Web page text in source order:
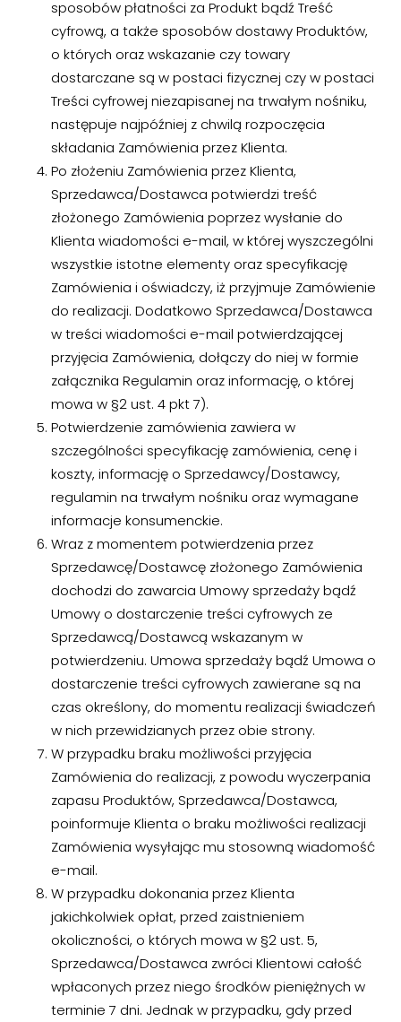
sposobów płatności za Produkt bądź Treść
cyfrową, a także sposobów dostawy Produktów,
o których oraz wskazanie czy towary
dostarczane są w postaci fizycznej czy w postaci
Treści cyfrowej niezapisanej na trwałym nośniku,
następuje najpóźniej z chwilą rozpoczęcia
składania Zamówienia przez Klienta.
Po złożeniu Zamówienia przez Klienta,
Sprzedawca/Dostawca potwierdzi treść
złożonego Zamówienia poprzez wysłanie do
Klienta wiadomości e-mail, w której wyszczególni
wszystkie istotne elementy oraz specyfikację
Zamówienia i oświadczy, iż przyjmuje Zamówienie
do realizacji. Dodatkowo Sprzedawca/Dostawca
w treści wiadomości e-mail potwierdzającej
przyjęcia Zamówienia, dołączy do niej w formie
załącznika Regulamin oraz informację, o której
mowa w §2 ust. 4 pkt 7).
Potwierdzenie zamówienia zawiera w
szczególności specyfikację zamówienia, cenę i
koszty, informację o Sprzedawcy/Dostawcy,
regulamin na trwałym nośniku oraz wymagane
informacje konsumenckie.
Wraz z momentem potwierdzenia przez
Sprzedawcę/Dostawcę złożonego Zamówienia
dochodzi do zawarcia Umowy sprzedaży bądź
Umowy o dostarczenie treści cyfrowych ze
Sprzedawcą/Dostawcą wskazanym w
potwierdzeniu. Umowa sprzedaży bądź Umowa o
dostarczenie treści cyfrowych zawierane są na
czas określony, do momentu realizacji świadczeń
w nich przewidzianych przez obie strony.
W przypadku braku możliwości przyjęcia
Zamówienia do realizacji, z powodu wyczerpania
zapasu Produktów, Sprzedawca/Dostawca,
poinformuje Klienta o braku możliwości realizacji
Zamówienia wysyłając mu stosowną wiadomość
e-mail.
W przypadku dokonania przez Klienta
jakichkolwiek opłat, przed zaistnieniem
okoliczności, o których mowa w §2 ust. 5,
Sprzedawca/Dostawca zwróci Klientowi całość
wpłaconych przez niego środków pieniężnych w
terminie 7 dni. Jednak w przypadku, gdy przed